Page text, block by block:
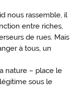
nous rassemble, il
entre riches,
de rues. Mais
à tous, un
nature – place le
sous le